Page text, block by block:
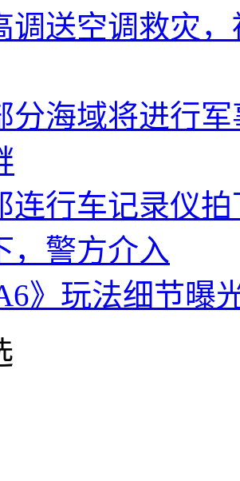
调送空调救灾
分海域将进行
连行车记录仪
，警方介入
》玩法细节